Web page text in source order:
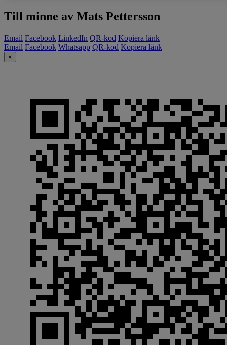
Till minne av Mats Pettersson
Email Facebook LinkedIn QR-kod Kopiera länk
Email Facebook Whatsapp QR-kod Kopiera länk
×